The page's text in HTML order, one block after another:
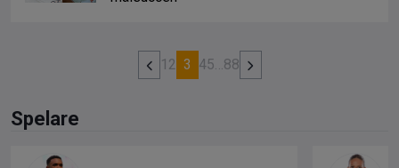
1 2 3 45…88
Spelare